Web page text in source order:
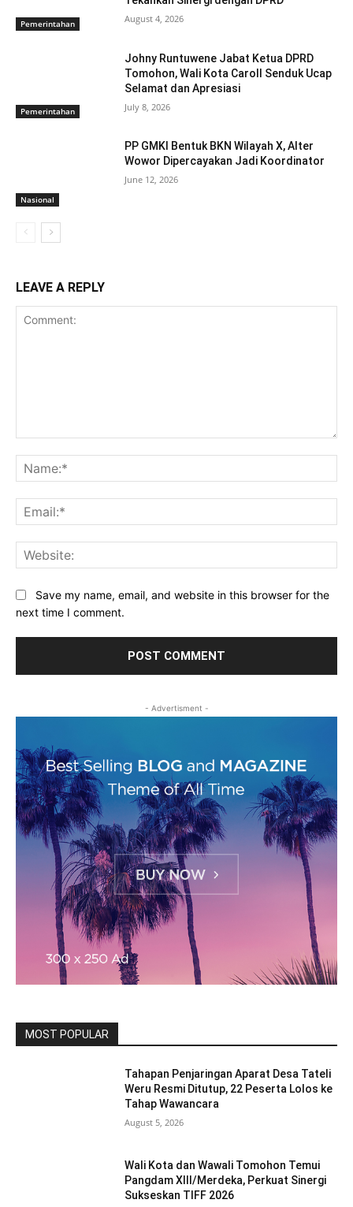
Pemerintahan August 4, 2026
Pemerintahan
Johny Runtuwene Jabat Ketua DPRD
Tomohon, Wali Kota Caroll Senduk Ucap
Selamat dan Apresiasi
July 8, 2026
Nasional
​PP GMKI Bentuk BKN Wilayah X, Alter
Wowor Dipercayakan Jadi Koordinator
June 12, 2026
LEAVE A REPLY
Save my name, email, and website in this browser for the
next time I comment.
- Advertisment -
MOST POPULAR
Tahapan Penjaringan Aparat Desa Tateli
Weru Resmi Ditutup, 22 Peserta Lolos ke
Tahap Wawancara
August 5, 2026
Wali Kota dan Wawali Tomohon Temui
Pangdam XIII/Merdeka, Perkuat Sinergi
Sukseskan TIFF 2026